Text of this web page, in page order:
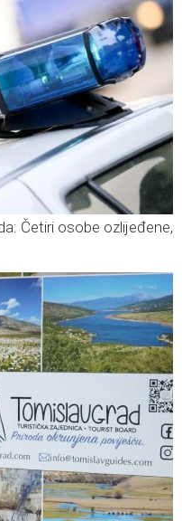
Četiri osobe ozlijeđene,